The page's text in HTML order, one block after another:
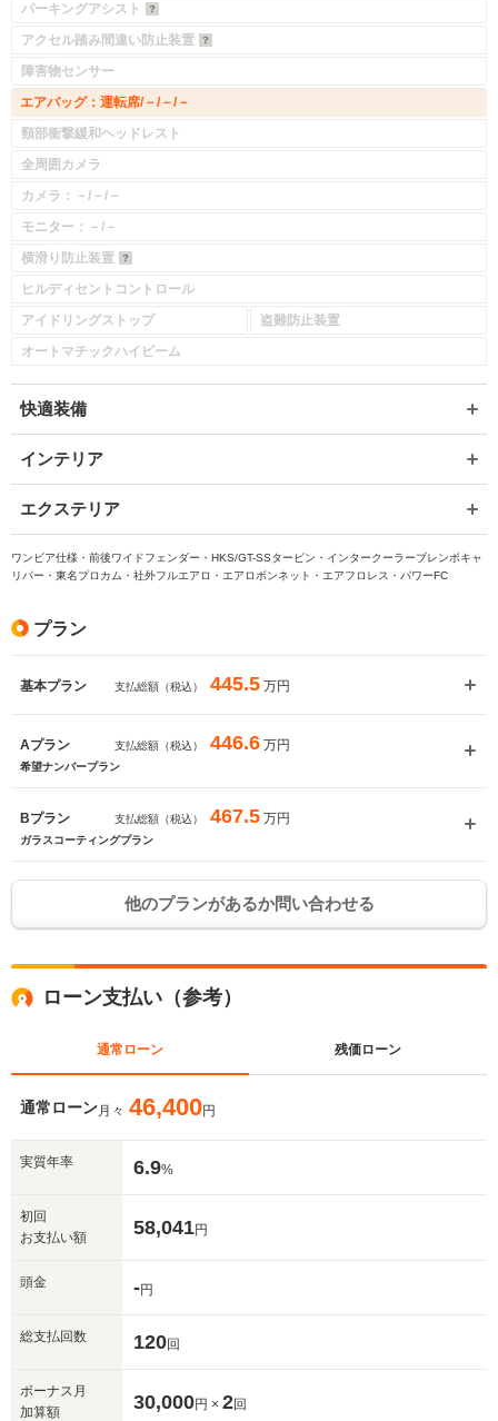
パーキングアシスト
アクセル踏み間違い防止装置
障害物センサー
エアバッグ：運転席/－/－/－
頸部衝撃緩和ヘッドレスト
全周囲カメラ
カメラ：－/－/－
モニター：－/－
横滑り防止装置
ヒルディセントコントロール
アイドリングストップ
盗難防止装置
オートマチックハイビーム
快適装備
インテリア
エクステリア
ワンビア仕様・前後ワイドフェンダー・HKS/GT-SSタービン・インタークーラーブレンボキャ
リパー・東名プロカム・社外フルエアロ・エアロボンネット・エアフロレス・パワーFC
プラン
基本プラン 支払総額（税込） 445.5 万円
Aプラン 支払総額（税込） 446.6 万円
希望ナンバープラン
Bプラン 支払総額（税込） 467.5 万円
ガラスコーティングプラン
他のプランがあるか問い合わせる
ローン支払い（参考）
通常ローン 残価ローン
通常ローン月々 46,400円
実質年率 6.9%
初回
お支払い額
58,041円
頭金 -円
総支払回数 120回
ボーナス月
加算額
30,000円 × 2回